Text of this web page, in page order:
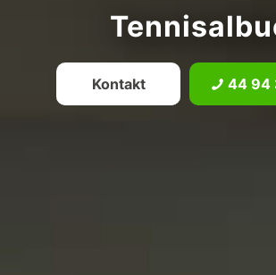
Kontakt 44 94